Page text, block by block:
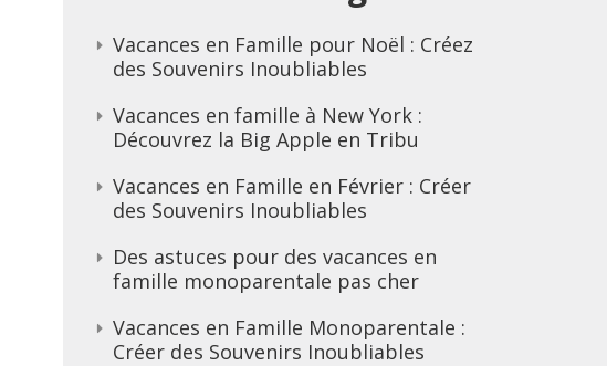
Vacances en Famille pour Noël : Créez
des Souvenirs Inoubliables
Vacances en famille à New York :
Découvrez la Big Apple en Tribu
Vacances en Famille en Février : Créer
des Souvenirs Inoubliables
Des astuces pour des vacances en
famille monoparentale pas cher
Vacances en Famille Monoparentale :
Créer des Souvenirs Inoubliables